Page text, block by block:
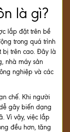
là gì?
lắp đặt trên bề
trong quá trình
bị trên cao. Đây là
nhà máy sản
nghiệp và các
chế. Khi người
gây biến dạng
Vì vậy, việc lắp
đều hơn, tăng